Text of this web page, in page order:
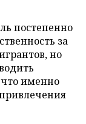
постепенно
за
но
именно